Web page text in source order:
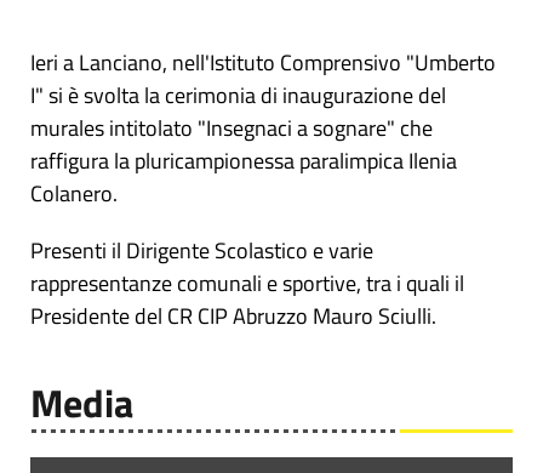
Ieri a Lanciano, nell'Istituto Comprensivo "Umberto
I" si è svolta la cerimonia di inaugurazione del
murales intitolato "Insegnaci a sognare" che
raffigura la pluricampionessa paralimpica Ilenia
Colanero.
Presenti il Dirigente Scolastico e varie
rappresentanze comunali e sportive, tra i quali il
Presidente del CR CIP Abruzzo Mauro Sciulli.
Media